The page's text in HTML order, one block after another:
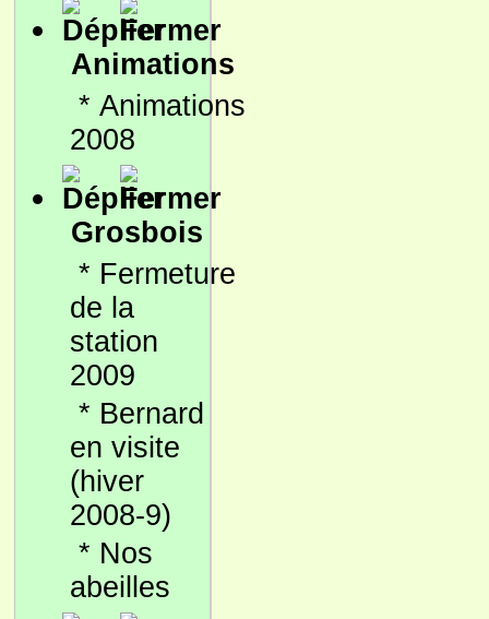
Animations
* Animations
2008
Grosbois
* Fermeture
de la
station
2009
* Bernard
en visite
(hiver
2008-9)
* Nos
abeilles